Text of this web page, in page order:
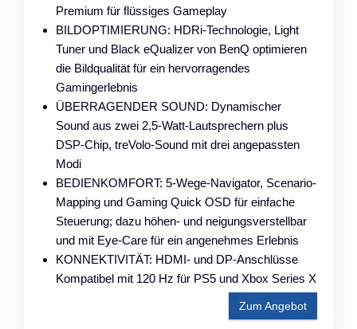
Premium für flüssiges Gameplay
BILDOPTIMIERUNG: HDRi-Technologie, Light
Tuner und Black eQualizer von BenQ optimieren
die Bildqualität für ein hervorragendes
Gamingerlebnis
ÜBERRAGENDER SOUND: Dynamischer
Sound aus zwei 2,5-Watt-Lautsprechern plus
DSP-Chip, treVolo-Sound mit drei angepassten
Modi
BEDIENKOMFORT: 5-Wege-Navigator, Scenario-
Mapping und Gaming Quick OSD für einfache
Steuerung; dazu höhen- und neigungsverstellbar
und mit Eye-Care für ein angenehmes Erlebnis
KONNEKTIVITÄT: HDMI- und DP-Anschlüsse
Kompatibel mit 120 Hz für PS5 und Xbox Series X
Zum Angebot